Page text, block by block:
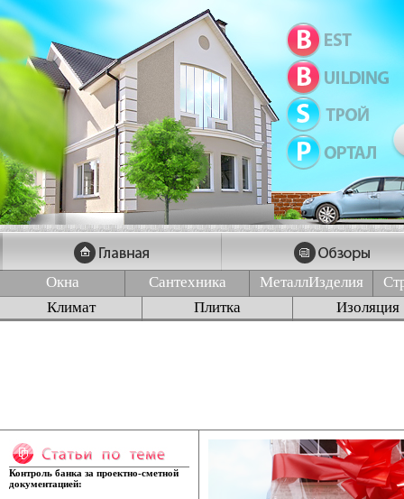
Окна Сантехника МеталлИзделия
Климат
Плитка Изоляция
Контроль банка за проектно-сметной
документацией: